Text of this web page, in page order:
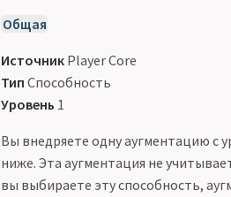
Общая
Источник Player Core
Тип Способность
Уровень 1
Вы внедряете одну аугментацию с
ниже. Эта аугментация не
вы выбираете эту способность,